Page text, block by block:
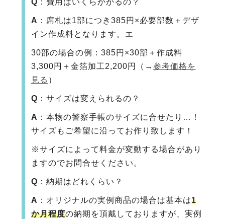
Q ：費用はいくらかかるの？
A ：席札は1部につき385円×必要部数＋デザ
イン作成料となります。エ
30部の場合の例：385円×30部＋作成料
3,300円＋金箔加工2,200円（→ 参考価格を
見る ）
Q ：サイズは変えられるの？
A ：本物の警察手帳のサイズに合せたり…！
サイズもご希望に沿ってお作り致します！
※サイズによって料金が変動する場合があり
ますのでお問合せください。
Q ：納期はどれくらい？
A ：オリジナルの実例商品の場合は基本は1
か月程度の納期を頂戴しておりますが、実例